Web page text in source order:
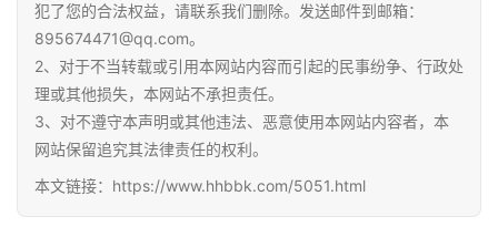
教
程
资
源
初
中
资
犯了您的合法权益，请联系我们删除。发送邮件到邮箱：
895674471@qq.com。
2、对于不当转载或引用本网站内容而引起的民事纷争、行政处
理或其他损失，本网站不承担责任。
3、对不遵守本声明或其他违法、恶意使用本网站内容者，本
网站保留追究其法律责任的权利。
本文链接：https://www.hhbbk.com/5051.html